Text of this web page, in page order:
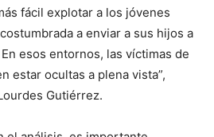
fácil explotar a los jóvenes
a enviar a sus hijos a
esos entornos, las víctimas de
estar ocultas a plena vista”,
Gutiérrez.